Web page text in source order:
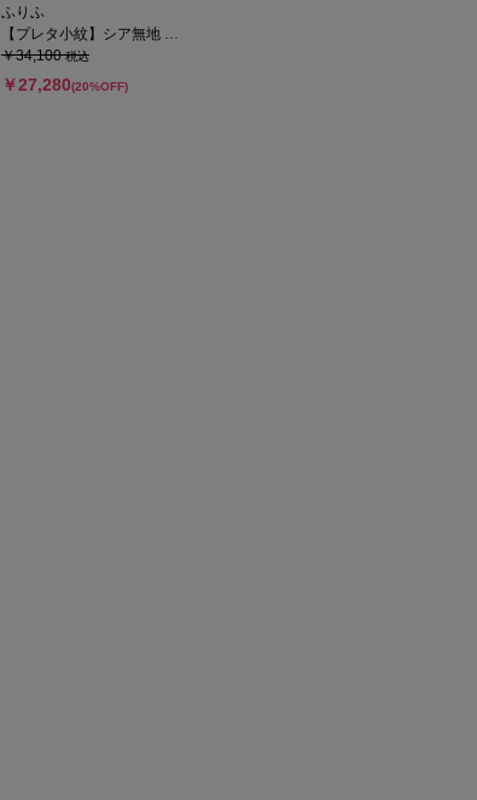
ふりふ
【プレタ小紋】シア無地 単衣
￥34,100 税込
￥27,280(20%OFF)